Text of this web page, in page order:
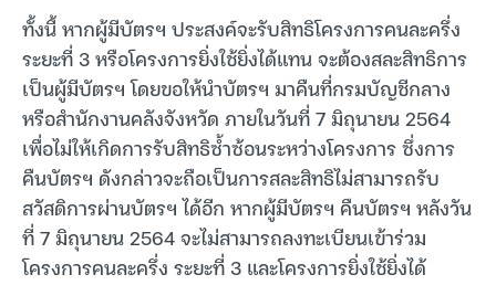
ทั้งนี้ หากผู้มีบัตรฯ ประสงค์จะรับสิทธิโครงการคนละครึ่ง
ระยะที่ 3 หรือโครงการยิ่งใช้ยิ่งได้แทน จะต้องสละสิทธิการ
เป็นผู้มีบัตรฯ โดยขอให้นำบัตรฯ มาคืนที่กรมบัญชีกลาง
หรือสำนักงานคลังจังหวัด ภายในวันที่ 7 มิถุนายน 2564
เพื่อไม่ให้เกิดการรับสิทธิซ้ำซ้อนระหว่างโครงการ ซึ่งการ
คืนบัตรฯ ดังกล่าวจะถือเป็นการสละสิทธิไม่สามารถรับ
สวัสดิการผ่านบัตรฯ ได้อีก หากผู้มีบัตรฯ คืนบัตรฯ หลังวัน
ที่ 7 มิถุนายน 2564 จะไม่สามารถลงทะเบียนเข้าร่วม
โครงการคนละครึ่ง ระยะที่ 3 และโครงการยิ่งใช้ยิ่งได้